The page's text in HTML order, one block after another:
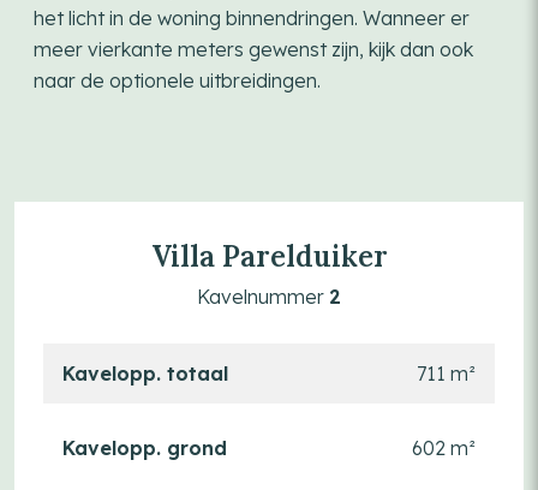
het licht in de woning binnendringen. Wanneer er
meer vierkante meters gewenst zijn, kijk dan ook
naar de optionele uitbreidingen.
Villa Parelduiker
Kavelnummer 2
Kavelopp. totaal 711 m²
Kavelopp. grond 602 m²